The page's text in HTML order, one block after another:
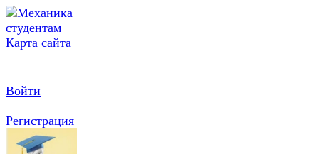
Карта сайта
Войти
Регистрация